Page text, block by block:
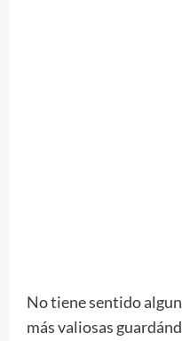
No tiene sentido
más valiosas